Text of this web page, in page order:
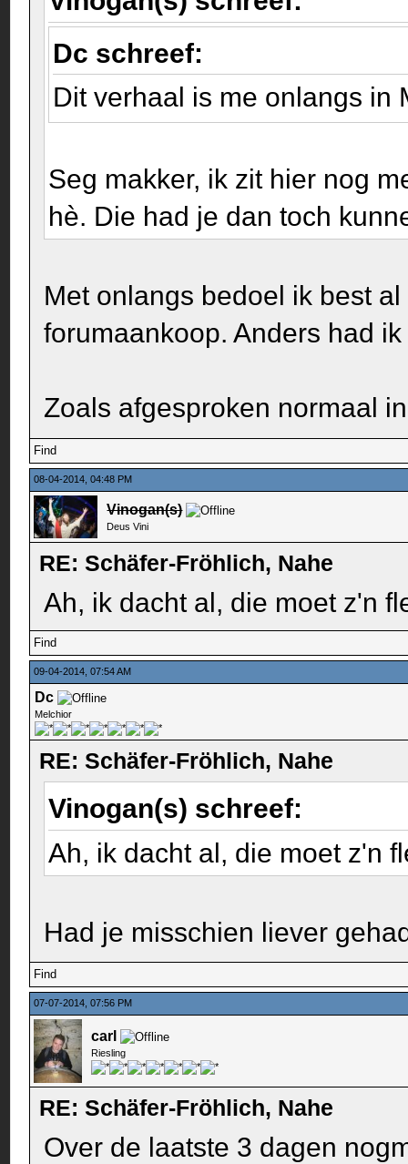
Dc schreef:
Dit verhaal is me onlangs in
Seg makker, ik zit hier nog
hè. Die had je dan toch
Met onlangs bedoel ik best
forumaankoop. Anders had
Zoals afgesproken normaal
Find
08-04-2014, 04:48 PM
Vinogan(s)
Deus Vini
RE: Schäfer-Fröhlich, Nahe
Ah, ik dacht al, die moet z'n
Find
09-04-2014, 07:54 AM
Dc
Melchior
RE: Schäfer-Fröhlich, Nahe
Vinogan(s) schreef:
Ah, ik dacht al, die moet z'n
Had je misschien liever
Find
07-07-2014, 07:56 PM
carl
Riesling
RE: Schäfer-Fröhlich, Nahe
Over de laatste 3 dagen